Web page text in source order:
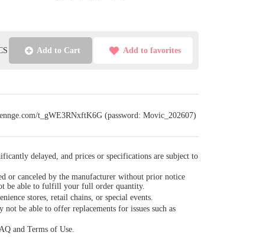
Add to Cart Add to favorites
t_gWE3RNxftK6G (password: Movic_202607)
delayed, and prices or specifications are subject to
or canceled by the manufacturer without prior notice
be able to fulfill your full order quantity.
stores, retail chains, or special events.
be able to offer replacements for issues such as
and Terms of Use.